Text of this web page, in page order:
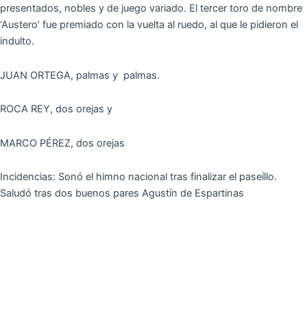
presentados, nobles y de juego variado. El tercer toro de nombre
‘Austero’ fue premiado con la vuelta al ruedo, al que le pidieron el
indulto.
JUAN ORTEGA, palmas y palmas.
ROCA REY, dos orejas y
MARCO PÉREZ, dos orejas
Incidencias: Sonó el himno nacional tras finalizar el paseíllo.
Saludó tras dos buenos pares Agustín de Espartinas